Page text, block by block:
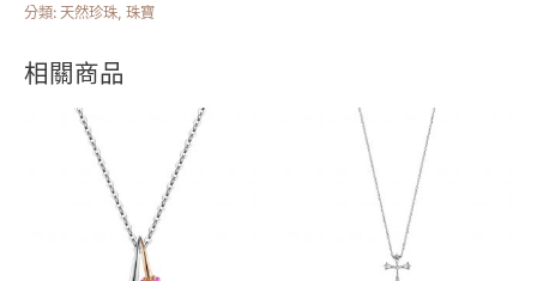
分類: 天然珍珠, 珠寶
相關商品